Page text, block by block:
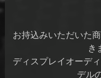
お持込みいただいた
き
ディスプレイオーデ
デル